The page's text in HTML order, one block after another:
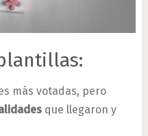
más votadas, pero
que llegaron y